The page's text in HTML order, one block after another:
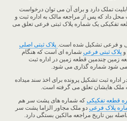
تملک دارد و برای آن می توان درخواست
داد که پس از مراجعه مالک به اداره ثبت و
تفکیکی یک شماره پلاک ثبتی فرعی تعلق می
و فرعی تشکیل شده است. پلاک ثبتی اصلی
پلاک ثبتی فرعی شماره ای است که هنگام
زمین چندمین قطعه زمین در اداره ثبت
شود شماره گذاری می شود.
ثبت تشکیل پرونده برای اخذ سند میداده
ملک هایشان تعلق می گرفته است.
قطعه تفکیکی که شماره های پشت سر هم
پلاک فرعی دو ملک مجاور الزاما پشت سر
بین تاریخ مراجعه مالکین بستگی دارد.